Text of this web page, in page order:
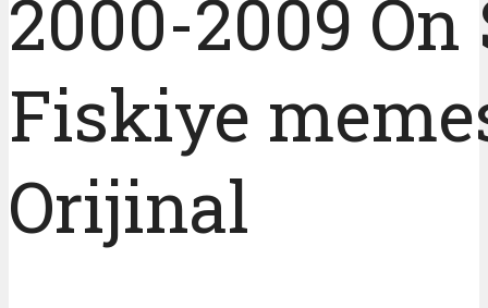
2000-2009 Ön
Fiskiye
Orijinal